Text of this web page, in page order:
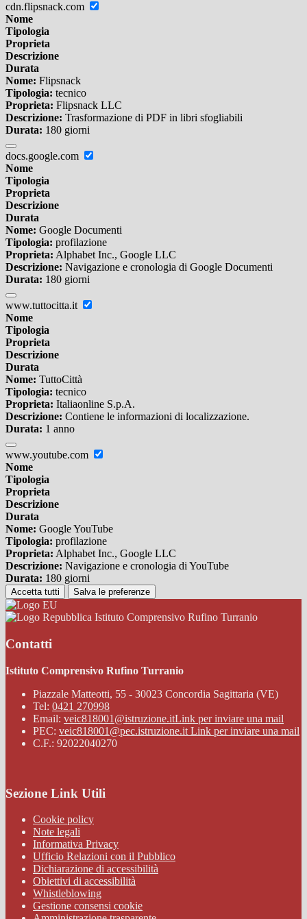
cdn.flipsnack.com
Nome
Tipologia
Proprieta
Descrizione
Durata
Nome: Flipsnack
Tipologia: tecnico
Proprieta: Flipsnack LLC
Descrizione: Trasformazione di PDF in libri sfogliabili
Durata: 180 giorni
docs.google.com
Nome
Tipologia
Proprieta
Descrizione
Durata
Nome: Google Documenti
Tipologia: profilazione
Proprieta: Alphabet Inc., Google LLC
Descrizione: Navigazione e cronologia di Google Documenti
Durata: 180 giorni
www.tuttocitta.it
Nome
Tipologia
Proprieta
Descrizione
Durata
Nome: TuttoCittà
Tipologia: tecnico
Proprieta: Italiaonline S.p.A.
Descrizione: Contiene le informazioni di localizzazione.
Durata: 1 anno
www.youtube.com
Nome
Tipologia
Proprieta
Descrizione
Durata
Nome: Google YouTube
Tipologia: profilazione
Proprieta: Alphabet Inc., Google LLC
Descrizione: Navigazione e cronologia di YouTube
Durata: 180 giorni
Accetta tutti Salva le preferenze
Istituto Comprensivo Rufino Turranio
Contatti
Istituto Comprensivo Rufino Turranio
Piazzale Matteotti, 55 - 30023 Concordia Sagittaria (VE)
Tel: 0421 270998
Email: veic818001@istruzione.itLink per inviare una mail
PEC: veic818001@pec.istruzione.it Link per inviare una mail
C.F.: 92022040270
Sezione Link Utili
Cookie policy
Note legali
Informativa Privacy
Ufficio Relazioni con il Pubblico
Dichiarazione di accessibilità
Obiettivi di accessibilità
Whistleblowing
Gestione consensi cookie